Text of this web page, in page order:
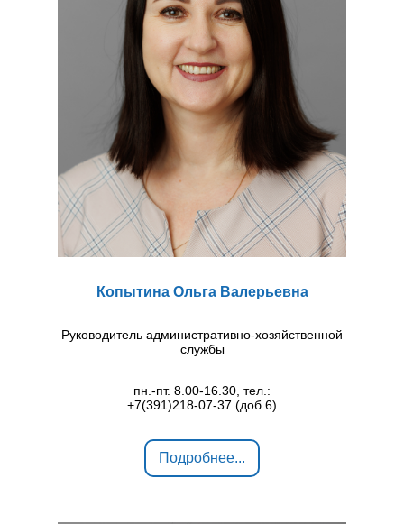
Копытина Ольга Валерьевна
Руководитель административно-хозяйственной
службы
пн.-пт. 8.00-16.30, тел.:
+7(391)218-07-37 (доб.6)
Подробнее...